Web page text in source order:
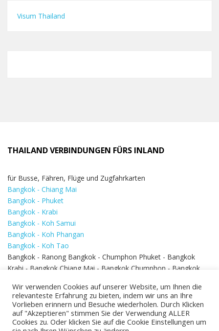
Visum Thailand
THAILAND VERBINDUNGEN FÜRS INLAND
für Busse, Fähren, Flüge und Zugfahrkarten
Bangkok - Chiang Mai
Bangkok - Phuket
Bangkok - Krabi
Bangkok - Koh Samui
Bangkok - Koh Phangan
Bangkok - Koh Tao
Bangkok - Ranong Bangkok - Chumphon Phuket - Bangkok
Krabi - Bangkok Chiang Mai - Bangkok Chumphon - Bangkok
Bangkok - Hua Hin
Wir verwenden Cookies auf unserer Website, um Ihnen die
relevanteste Erfahrung zu bieten, indem wir uns an Ihre
Vorlieben erinnern und Besuche wiederholen. Durch Klicken
auf "Akzeptieren" stimmen Sie der Verwendung ALLER
Cookies zu. Oder klicken Sie auf die Cookie Einstellungen um